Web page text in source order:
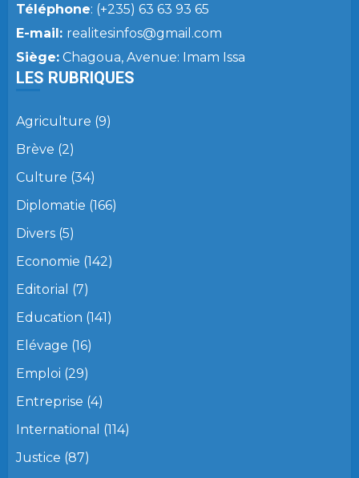
Téléphone: (+235) 63 63 93 65
E-mail: realitesinfos@gmail.com
Siège: Chagoua, Avenue: Imam Issa
LES RUBRIQUES
Agriculture (9)
Brève (2)
Culture (34)
Diplomatie (166)
Divers (5)
Economie (142)
Editorial (7)
Education (141)
Elévage (16)
Emploi (29)
Entreprise (4)
International (114)
Justice (87)